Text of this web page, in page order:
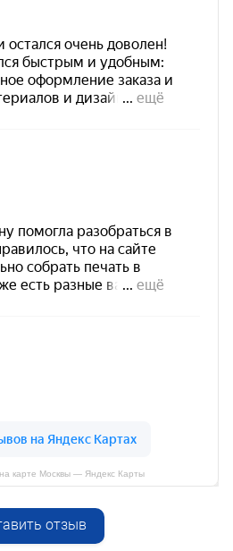
700
подушка
1800
краска NORIS
краска NORIS
карте Москвы — Яндекс Карты
отзыв